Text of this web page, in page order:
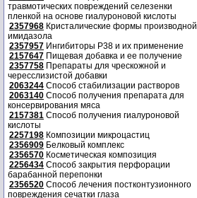
травмотических повреждений селезенки
пленкой на основе гиалуроновой кислоты
2357968 Кристалические формы производной
имидазола
2357957 Ингибиторы P38 и их применение
2157647 Пищевая добавка и ее получение
2357758 Препараты для чрескожной и
чересслизистой добавки
2063244 Способ стабилизации растворов
2063140 Способ получения препарата для
консервирования мяса
2157381 Способ получения гиалуроновой
кислоты
2257198 Композиции микроцастиц
2356909 Белковый комплекс
2356570 Косметическая композиция
2256434 Способ закрытия перфорации
барабанной перепонки
2356520 Способ лечения постконтузионного
повреждения сечатки глаза